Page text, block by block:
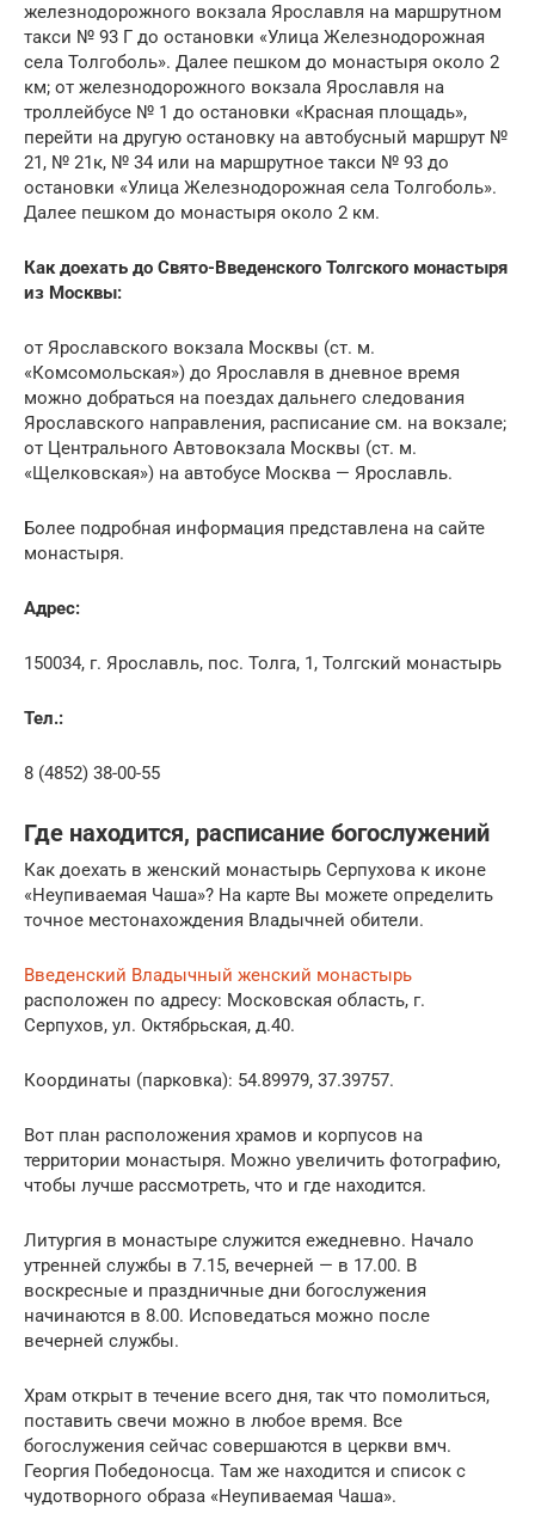
железнодорожного вокзала Ярославля на маршрутном
такси № 93 Г до остановки «Улица Железнодорожная
села Толгоболь». Далее пешком до монастыря около 2
км; от железнодорожного вокзала Ярославля на
троллейбусе № 1 до остановки «Красная площадь»,
перейти на другую остановку на автобусный маршрут №
21, № 21к, № 34 или на маршрутное такси № 93 до
остановки «Улица Железнодорожная села Толгоболь».
Далее пешком до монастыря около 2 км.
Как доехать до Свято-Введенского Толгского монастыря
из Москвы:
от Ярославского вокзала Москвы (ст. м.
«Комсомольская») до Ярославля в дневное время
можно добраться на поездах дальнего следования
Ярославского направления, расписание см. на вокзале;
от Центрального Автовокзала Москвы (ст. м.
«Щелковская») на автобусе Москва — Ярославль.
Более подробная информация представлена на сайте
монастыря.
Адрес:
150034, г. Ярославль, пос. Толга, 1, Толгский монастырь
Тел.:
8 (4852) 38-00-55
Где находится, расписание богослужений
Как доехать в женский монастырь Серпухова к иконе
«Неупиваемая Чаша»? На карте Вы можете определить
точное местонахождения Владычней обители.
Введенский Владычный женский монастырь
расположен по адресу: Московская область, г.
Серпухов, ул. Октябрьская, д.40.
Координаты (парковка): 54.89979, 37.39757.
Вот план расположения храмов и корпусов на
территории монастыря. Можно увеличить фотографию,
чтобы лучше рассмотреть, что и где находится.
Литургия в монастыре служится ежедневно. Начало
утренней службы в 7.15, вечерней — в 17.00. В
воскресные и праздничные дни богослужения
начинаются в 8.00. Исповедаться можно после
вечерней службы.
Храм открыт в течение всего дня, так что помолиться,
поставить свечи можно в любое время. Все
богослужения сейчас совершаются в церкви вмч.
Георгия Победоносца. Там же находится и список с
чудотворного образа «Неупиваемая Чаша».